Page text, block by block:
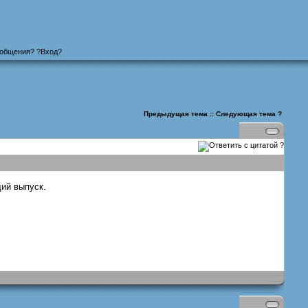
? ?Вход?
Предыдущая тема :: Следующая тема ?
?
выпуск.